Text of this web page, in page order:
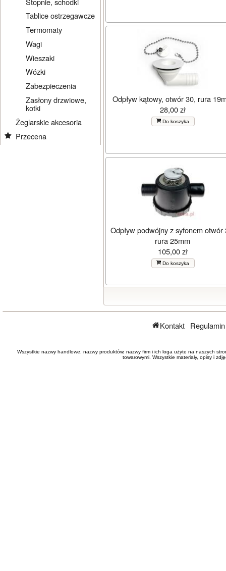
Tablice ostrzegawcze
Termomaty
Wagi
Wieszaki
Wózki
Zabezpieczenia
Zasłony drzwiowe,
kotki
Żeglarskie akcesoria
Przecena
Odpływ kątowy, otwór 30, rura
28,00 zł
Do koszyka
Odpływ podwójny z syfonem otwór
rura 25mm
105,00 zł
Do koszyka
Kontakt
Wszystkie nazwy handlowe, nazwy produktów, nazwy firm i ich loga użyte na naszych
towarowymi. Wszystkie materiały, opisy i